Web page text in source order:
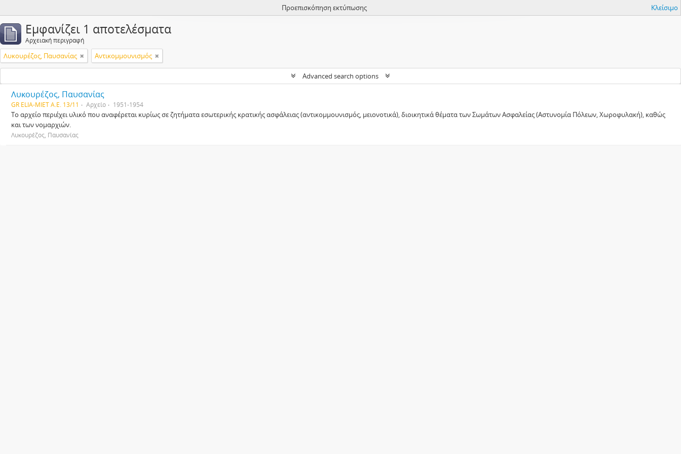
Προεπισκόπηση εκτύπωσης Κλείσιμο
Εμφανίζει 1 αποτελέσματα
Αρχειακή περιγραφή
Λυκουρέζος, Παυσανίας Αντικομμουνισμός
Advanced search options
Λυκουρέζος, Παυσανίας
GR ELIA-MIET A.E. 13/11 Αρχείο 1951-1954
Το αρχείο περιέχει υλικό που αναφέρεται κυρίως σε ζητήματα εσωτερικής κρατικής ασφάλειας (αντικομμουνισμός, μειονοτικά), διοικητικά θέματα των Σωμάτων Ασφαλείας (Αστυνομία Πόλεων, Χωροφυλακή), καθώς
και των νομαρχιών.
Λυκουρέζος, Παυσανίας